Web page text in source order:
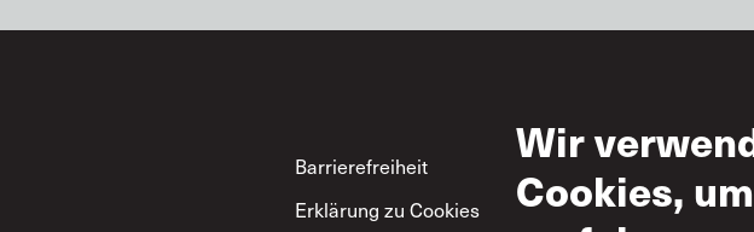
Footer
Barrierefreiheit
Erklärung zu Cookies
Zulässige Nutzung
Wir
Cookies,